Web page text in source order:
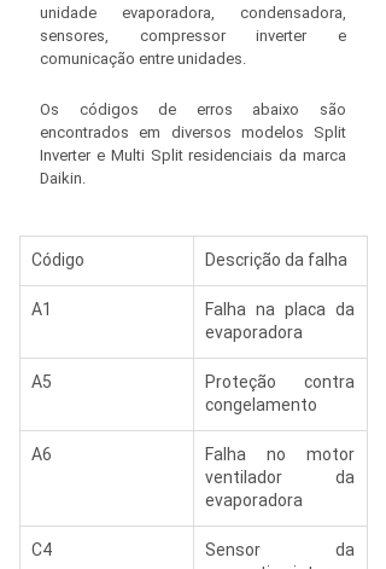
unidade evaporadora, condensadora,
sensores, compressor inverter e
comunicação entre unidades.
Os códigos de erros abaixo são
encontrados em diversos modelos Split
Inverter e Multi Split residenciais da marca
Daikin.
Código Descrição da falha
A1
Falha na placa da
evaporadora
A5
Proteção contra
congelamento
A6
Falha no motor
ventilador da
evaporadora
C4
Sensor da